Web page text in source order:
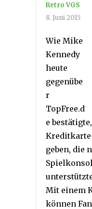
Retro VGS
8. Juni 2015
Wie Mike
Kennedy
heute
gegenübe
r
TopFree.d
e
geben, die
Mit einem
können